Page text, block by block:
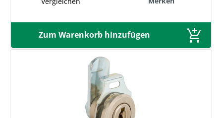
Zum Warenkorb hinzufügen